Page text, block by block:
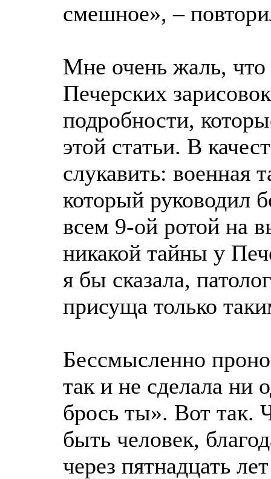
смешное», –
Мне очень жаль, что
Печерских
подробности,
этой статьи. В
слукавить: военная
который руководил
всем 9-ой ротой на
никакой тайны у
я бы сказала,
присуща только
Бессмысленно
так и не сделала ни
брось ты». Вот так.
быть человек,
через пятнадцать